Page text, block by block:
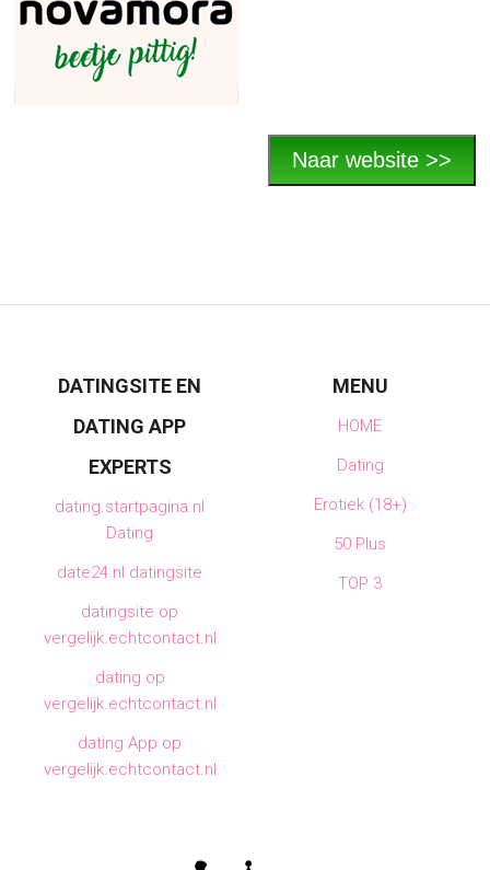
Naar website >>
DATINGSITE EN
DATING APP
EXPERTS
dating.startpagina.nl
Dating
date24.nl datingsite
datingsite op
vergelijk.echtcontact.nl
dating op
vergelijk.echtcontact.nl
dating App op
vergelijk.echtcontact.nl
MENU
HOME
Dating
Erotiek (18+)
50 Plus
TOP 3